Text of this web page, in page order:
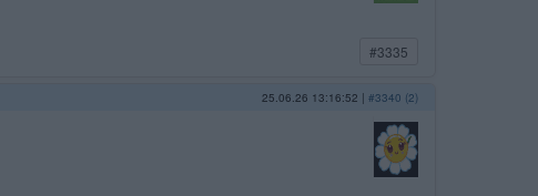
#3335
25.06.26 13:16:52 | #3340 (2)